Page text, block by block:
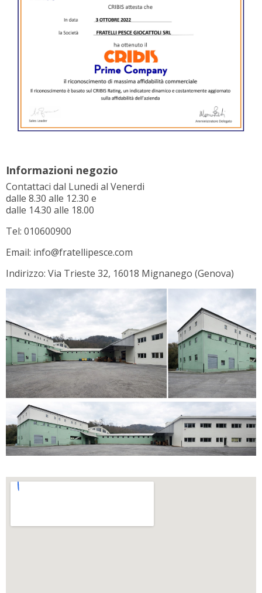
Informazioni negozio
Contattaci dal Lunedi al Venerdi
dalle 8.30 alle 12.30 e
dalle 14.30 alle 18.00
Tel: 010600900
Email: info@fratellipesce.com
Indirizzo: Via Trieste 32, 16018 Mignanego (Genova)